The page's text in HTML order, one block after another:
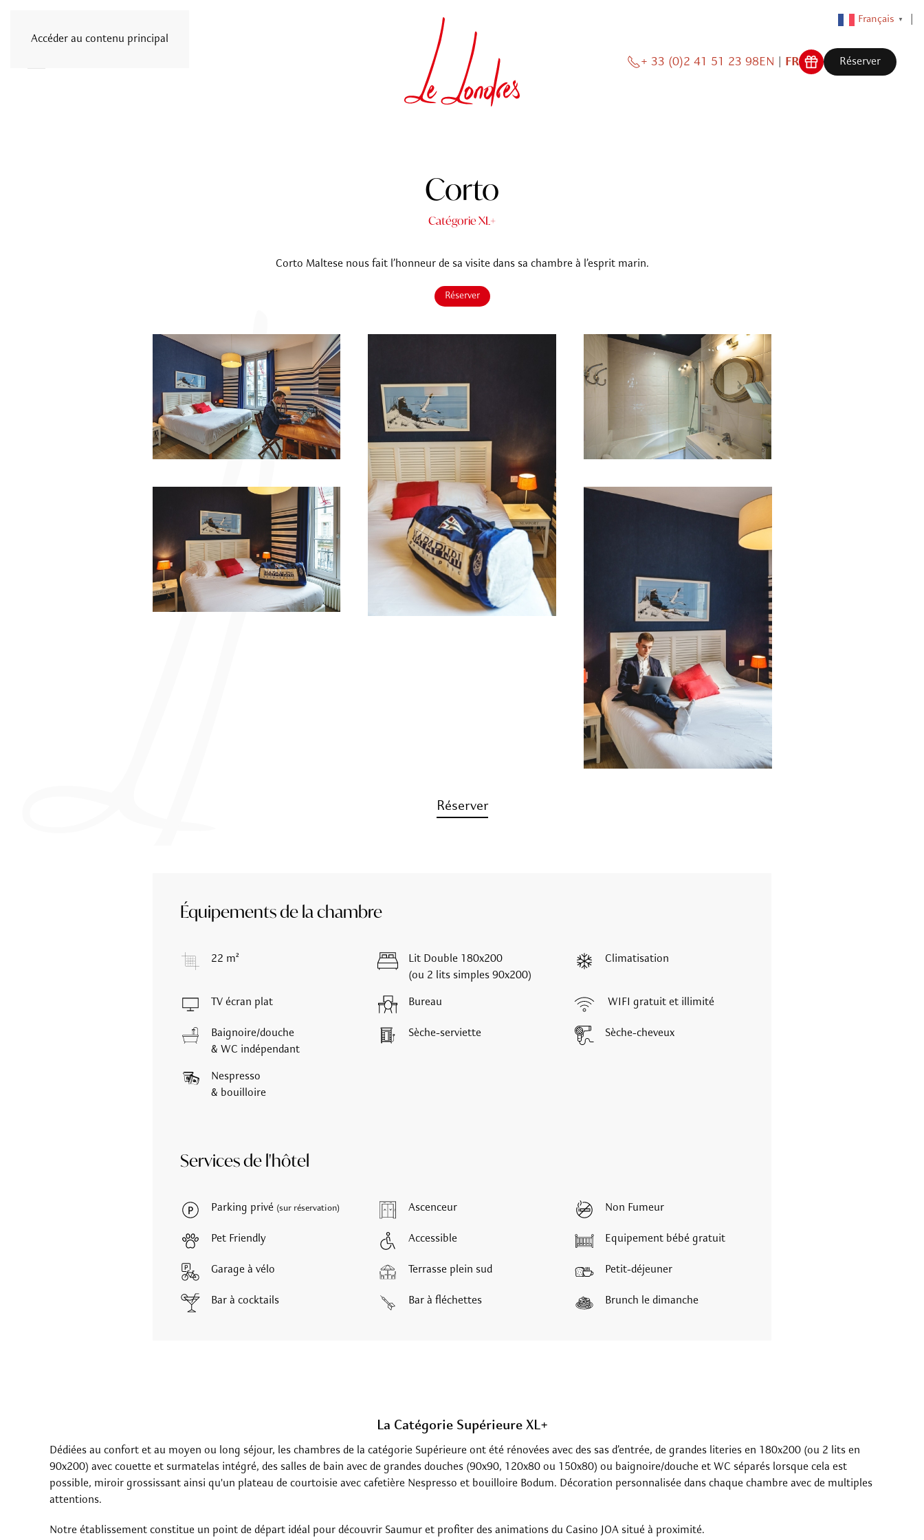
Accéder au contenu principal
+ 33 (0)2 41 51 23 98
Français ▼
EN FR Réserver
Corto
Catégorie XL+
Corto Maltese nous fait l’honneur de sa visite dans sa chambre à l’esprit marin.
Réserver
Réserver
Équipements de la chambre
22 m²
Lit Double 180x200
(ou 2 lits simples 90x200)
Climatisation
TV écran plat Bureau WIFI gratuit et illimité
Baignoire/douche
& WC indépendant
Sèche-serviette Sèche-cheveux
Nespresso
& bouilloire
Services de l'hôtel
Parking privé (sur réservation) Ascenceur Non Fumeur
Pet Friendly Accessible Equipement bébé gratuit
Garage à vélo Terrasse plein sud Petit-déjeuner
Bar à cocktails Bar à fléchettes Brunch le dimanche
La Catégorie Supérieure XL+
Dédiées au confort et au moyen ou long séjour, les chambres de la catégorie Supérieure ont été rénovées avec des sas d’entrée, de grandes literies en 180x200 (ou 2 lits en
90x200) avec couette et surmatelas intégré, des salles de bain avec de grandes douches (90x90, 120x80 ou 150x80) ou baignoire/douche et WC séparés lorsque cela est
possible, miroir grossissant ainsi qu'un plateau de courtoisie avec cafetière Nespresso et bouilloire Bodum. Décoration personnalisée dans chaque chambre avec de multiples
attentions.
Notre établissement constitue un point de départ idéal pour découvrir Saumur et profiter des animations du Casino JOA situé à proximité.